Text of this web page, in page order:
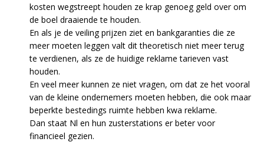
kosten wegstreept houden ze krap genoeg geld over om
de boel draaiende te houden.
En als je de veiling prijzen ziet en bankgaranties die ze
meer moeten leggen valt dit theoretisch niet meer terug
te verdienen, als ze de huidige reklame tarieven vast
houden.
En veel meer kunnen ze niet vragen, om dat ze het vooral
van de kleine ondernemers moeten hebben, die ook maar
beperkte bestedings ruimte hebben kwa reklame.
Dan staat Nl en hun zusterstations er beter voor
financieel gezien.